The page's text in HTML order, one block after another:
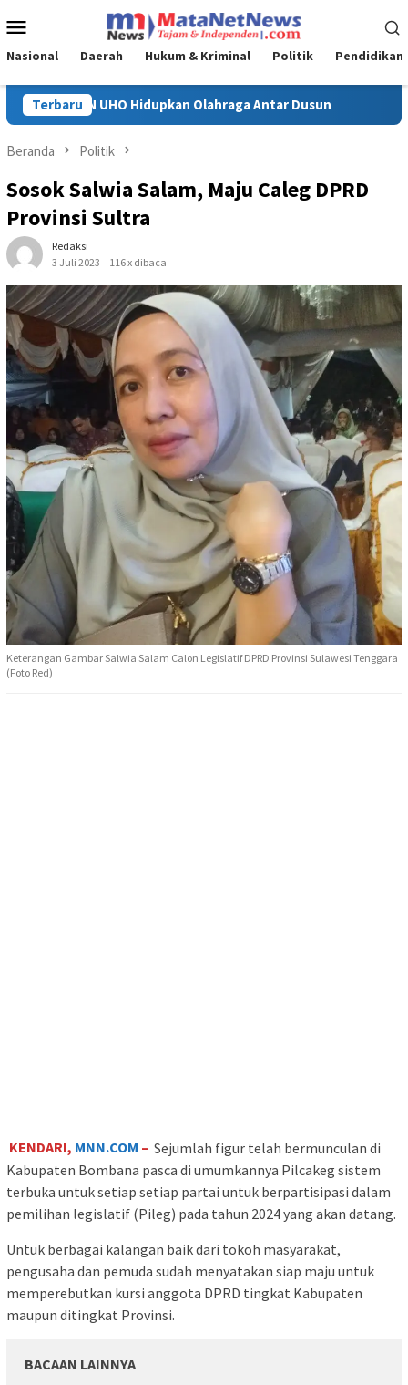
ke
Mobile
Nasional Daerah Hukum & Kriminal Politik Pendidikan
Terbaru
Dusun Polda Sultra Bumi Hanguskan 5,4 Kg
Beranda Politik
Sosok Salwia Salam, Maju Caleg DPRD
Provinsi Sultra
Redaksi
3 Juli 2023
116 x dibaca
Keterangan Gambar Salwia Salam Calon Legislatif DPRD Provinsi Sulawesi Tenggara
(Foto Red)
KENDARI, MNN.COM – Sejumlah figur telah bermunculan di
Kabupaten Bombana pasca di umumkannya Pilcakeg sistem
terbuka untuk setiap setiap partai untuk berpartisipasi dalam
pemilihan legislatif (Pileg) pada tahun 2024 yang akan datang.
Untuk berbagai kalangan baik dari tokoh masyarakat,
pengusaha dan pemuda sudah menyatakan siap maju untuk
memperebutkan kursi anggota DPRD tingkat Kabupaten
maupun ditingkat Provinsi.
BACAAN LAINNYA